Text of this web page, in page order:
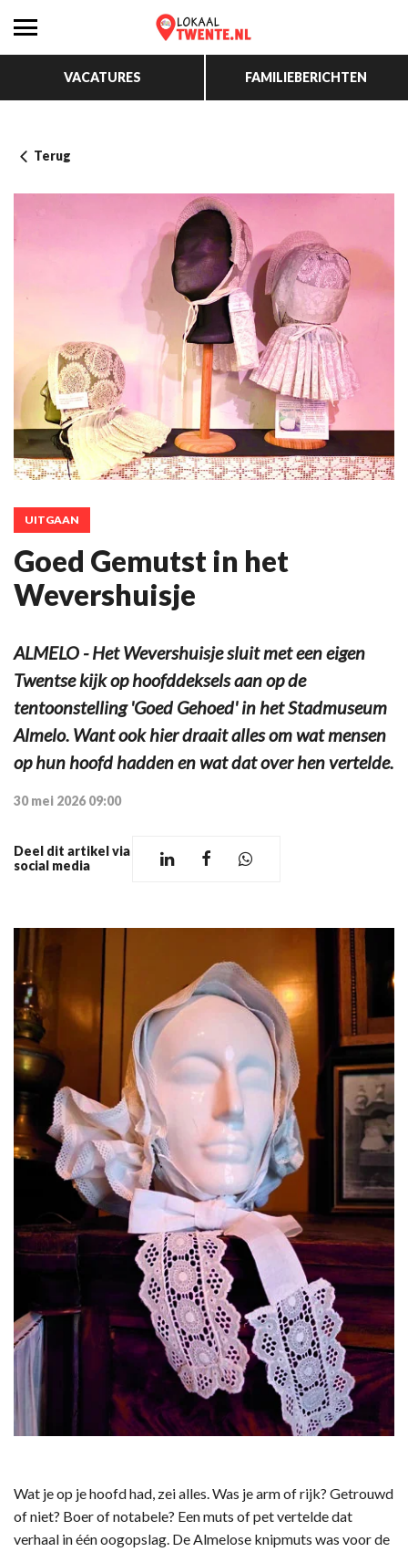
VACATURES FAMILIEBERICHTEN
Terug
UITGAAN
Goed Gemutst in het
Wevershuisje
ALMELO - Het Wevershuisje sluit met een eigen
Twentse kijk op hoofddeksels aan op de
tentoonstelling 'Goed Gehoed' in het Stadmuseum
Almelo. Want ook hier draait alles om wat mensen
op hun hoofd hadden en wat dat over hen vertelde.
30 mei 2026 09:00
Deel dit artikel via
social media
Wat je op je hoofd had, zei alles. Was je arm of rijk? Getrouwd
of niet? Boer of notabele? Een muts of pet vertelde dat
verhaal in één oogopslag. De Almelose knipmuts was voor de